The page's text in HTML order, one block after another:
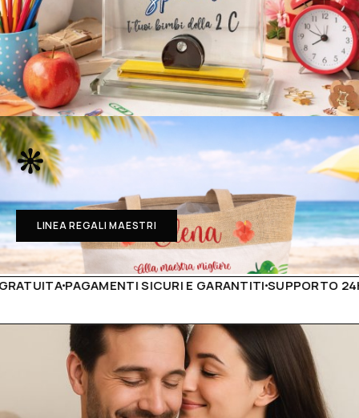
LINEA REGALI MAESTRI
SICURI E GARANTITISUPPORTO 24H